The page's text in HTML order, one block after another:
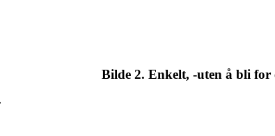
Bilde 2. Enkelt, -uten å bli for